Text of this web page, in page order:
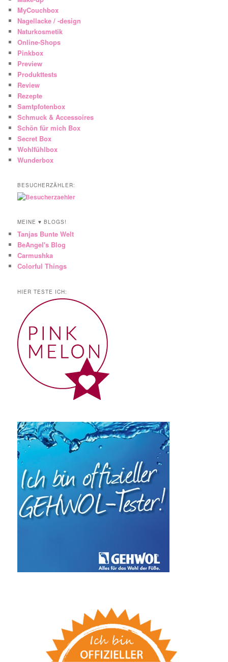
MyCouchbox
Nagellacke / -design
Naturkosmetik
Online-Shops
Pinkbox
Preview
Produkttests
Review
Rezepte
Samtpfotenbox
Schmuck & Accessoires
Schön für mich Box
Secret Box
Wohlfühlbox
Wunderbox
BESUCHERZÄHLER:
MEINE ♥ BLOGS!
Tanjas Bunte Welt
BeAngel's Blog
Carmushka
Colorful Things
HIER TESTE ICH: